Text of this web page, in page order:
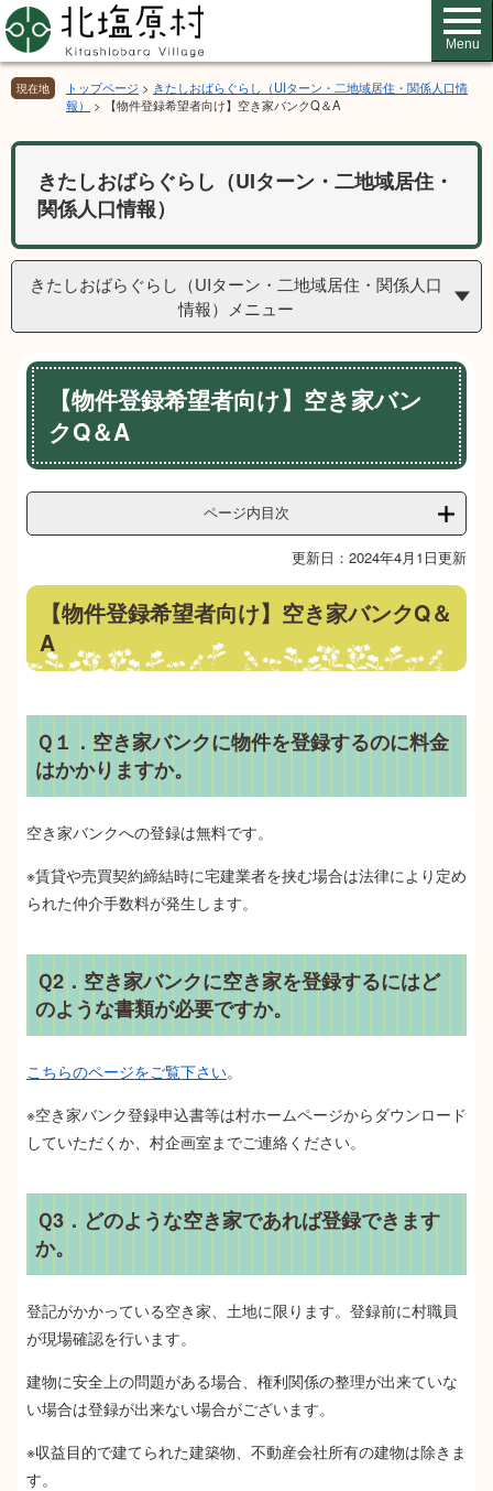
ペ
ー
ジ
の
先
で
メ
ニ
ュ
ー
を
ば
文
へ
Menu
現在地 トップページ > きたしおばらぐらし（UIターン・二地域居住・関係人口情
報）
> 【物件登録希望者向け】空き家バンクQ＆A
きたしおばらぐらし（UIターン・二地域居住・
関係人口情報）
きたしおばらぐらし（UIターン・二地域居住・関係人口
情報）メニュー
本
文
【物件登録希望者向け】空き家バン
クQ＆A
ページ内目次
更新日：2024年4月1日更新
【物件登録希望者向け】空き家バンクQ＆
A
Ｑ１．空き家バンクに物件を登録するのに料金
はかかりますか。
空き家バンクへの登録は無料です。
※賃貸や売買契約締結時に宅建業者を挟む場合は法律により定め
られた仲介手数料が発生します。
Ｑ2．空き家バンクに空き家を登録するにはど
のような書類が必要ですか。
こちらのページをご覧下さい。
※空き家バンク登録申込書等は村ホームページからダウンロード
していただくか、村企画室までご連絡ください。
Ｑ3．どのような空き家であれば登録できます
か。
登記がかかっている空き家、土地に限ります。登録前に村職員
が現場確認を行います。
建物に安全上の問題がある場合、権利関係の整理が出来ていな
い場合は登録が出来ない場合がございます。
※収益目的で建てられた建築物、不動産会社所有の建物は除きま
す。